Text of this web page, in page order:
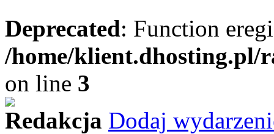
Deprecated: Function
/home/
on line 3
Redakcja Dodaj